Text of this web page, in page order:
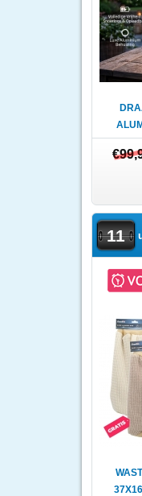
11